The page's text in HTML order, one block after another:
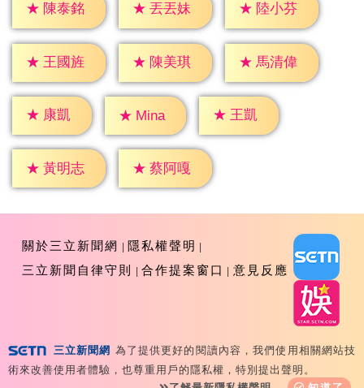
★ 陳泰銘 ★ 丟丟妹 ★ 陸小芬
★ 王國旌 ★ 陳美琪 ★ 馬清偉
★ 康凱 ★ Mina ★ 王凱
★ 黃明志 ★ 蔡阿嘎
關於三立新聞網
隱私權聲明
三立新聞自律守則
合作提案窗口 意見反應
Reserved 版權所有 盜用必究 台北市內湖區舊宗路一段159
三立新聞網 為了提供更好的閱讀內容，我們使用相關網站技
術來改善使用者體驗，也尊重用戶的隱私權，特別提出聲明。